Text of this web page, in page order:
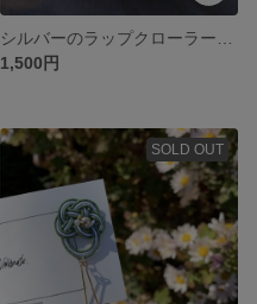
1,500円
SOLD OUT